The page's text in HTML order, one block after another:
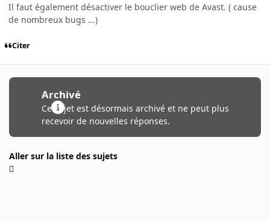
Il faut également désactiver le bouclier web de Avast. ( cause
de nombreux bugs ...)
Citer
Archivé
Ce sujet est désormais archivé et ne peut plus
recevoir de nouvelles réponses.
Aller sur la liste des sujets